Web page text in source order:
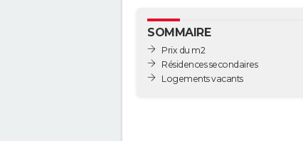
SOMMAIRE
Prix du m2
Résidences secondaires
Logements vacants